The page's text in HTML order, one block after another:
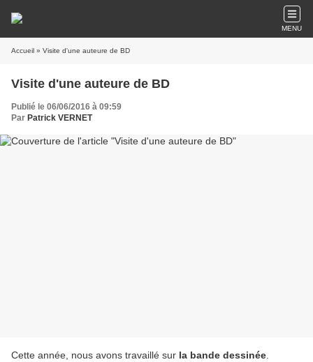
MENU
Accueil » Visite d'une auteure de BD
Visite d'une auteure de BD
Publié le 06/06/2016 à 09:59
Par Patrick VERNET
Cette année, nous avons travaillé sur la bande dessinée